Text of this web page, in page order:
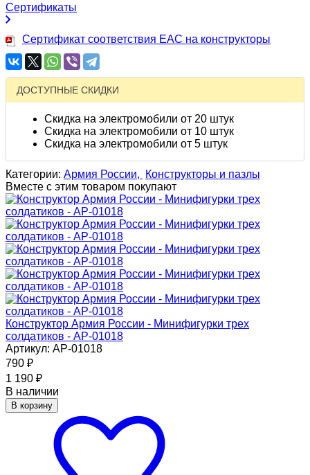
Сертификаты
Сертификат соответствия EAC на конструкторы
ДОСТУПНЫЕ СКИДКИ
Скидка на электромобили от 20 штук
Скидка на электромобили от 10 штук
Скидка на электромобили от 5 штук
Категории: Армия России,
Конструкторы и пазлы
Вместе с этим товаром покупают
Конструктор Армия России - Минифигурки трех
солдатиков - АР-01018
Артикул: АР-01018
790 ₽
1 190 ₽
В наличии
В корзину